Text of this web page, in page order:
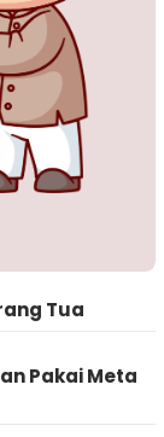
Tua
Pakai Meta